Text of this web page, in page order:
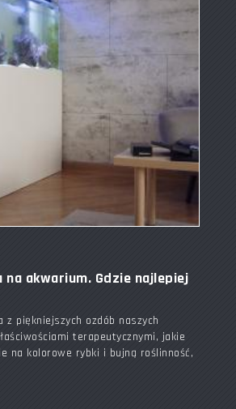
na akwarium. Gdzie najlepiej
z piękniejszych ozdób naszych
terapeutycznymi, jakie
na kolorowe rybki i bujną roślinność,